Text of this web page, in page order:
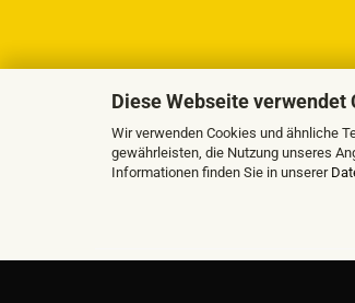
Diese Webseite
Wir verwenden Cookies und ähnliche
gewährleisten, die Nutzung unseres
Informationen finden Sie in unserer